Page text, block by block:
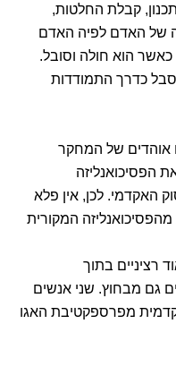
קבלת החלטות,
של האדם לפיה האדם
הוא חולה וסובל.
כדרך התמודדות
אוהדים של המחקר
הפסיכואנליזה
האקדמי. לכן, אין פלא
המקורית
רציניים בתוך
גם מבחוץ. שני אנשים
מפרספקטיבת האגו